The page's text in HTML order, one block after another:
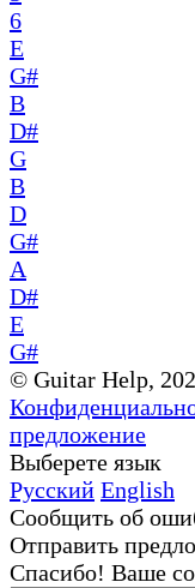
6
E
G#
B
D#
G
B
D
G#
A
D#
E
G#
© Guitar Help,
предложение
Выберете язык
Русский English
Сообщить об
Отправить
Спасибо! Ваше